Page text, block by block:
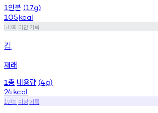
1 인분 (17g)
105kcal
50회 미만기록
김
재래
1총 내용량 (4g)
24kcal
1 만회 이상기록